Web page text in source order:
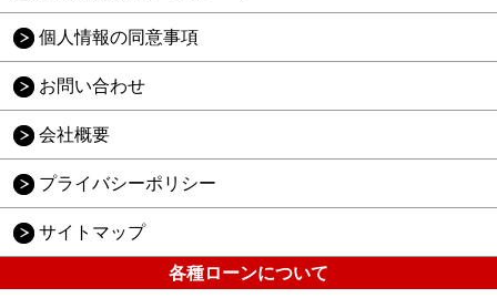
個人情報の同意事項
お問い合わせ
会社概要
プライバシーポリシー
サイトマップ
各種ローンについて